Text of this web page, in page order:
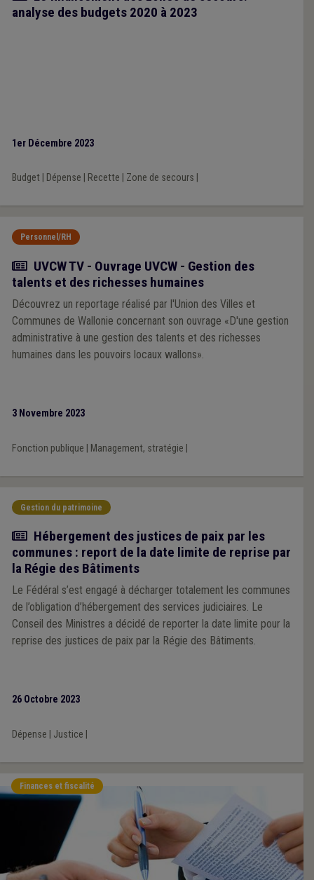
analyse des budgets 2020 à 2023
1er Décembre 2023
Budget| Dépense Recette Zone de secours
Personnel/RH
Actualité
UVCW TV - Ouvrage UVCW - Gestion des
talents et des richesses humaines
Découvrez un reportage réalisé par l'Union des Villes et
Communes de Wallonie concernant son ouvrage «D'une gestion
administrative à une gestion des talents et des richesses
humaines dans les pouvoirs locaux wallons».
3 Novembre 2023
Fonction publique Management, stratégie
Gestion du patrimoine
Actualité
Hébergement des justices de paix par les
communes : report de la date limite de reprise par
la Régie des Bâtiments
Le Fédéral s’est engagé à décharger totalement les communes
de l’obligation d’hébergement des services judiciaires. Le
Conseil des Ministres a décidé de reporter la date limite pour la
reprise des justices de paix par la Régie des Bâtiments.
26 Octobre 2023
Dépense Justice
Finances et fiscalité